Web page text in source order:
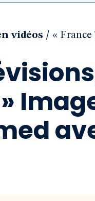
vidéos / « France